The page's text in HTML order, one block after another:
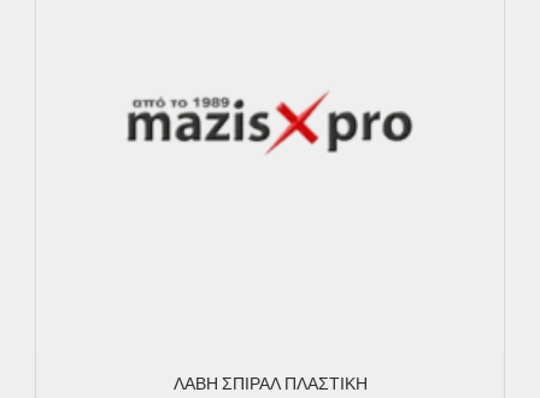
ΛΑΒΗ ΣΠΙΡΑΛ ΠΛΑΣΤΙΚΗ